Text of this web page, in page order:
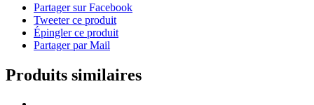
Partager sur Facebook
Tweeter ce produit
Épingler ce produit
Partager par Mail
Produits similaires